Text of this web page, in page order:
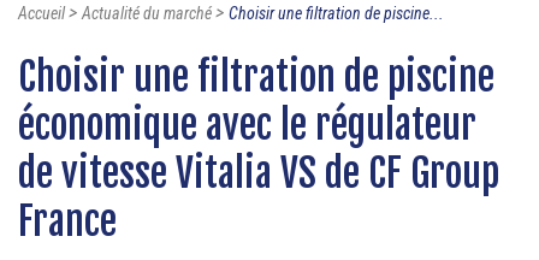
Accueil>Actualité du marché> Choisir une filtration de piscine...
Choisir une filtration de piscine
économique avec le régulateur
de vitesse Vitalia VS de CF Group
France